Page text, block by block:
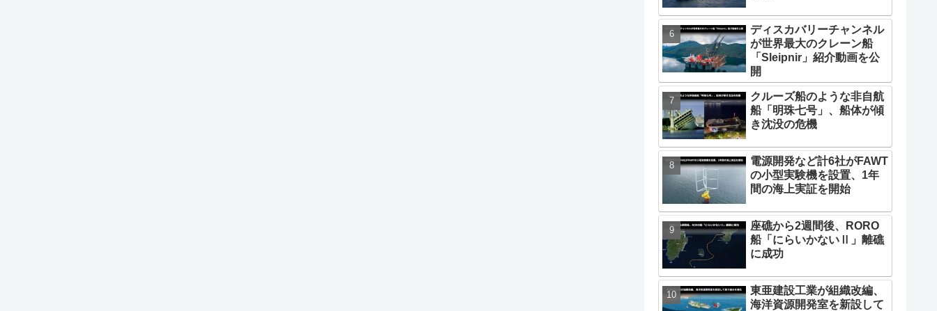
ディスカバリーチャンネル
が世界最大のクレーン船
「Sleipnir」紹介動画を公
開
クルーズ船のような非自航
船「明珠七号」、船体が傾
き沈没の危機
電源開発など計6社がFAWT
の小型実験機を設置、1年
間の海上実証を開始
座礁から2週間後、RORO
船「にらいかないⅡ」離礁
に成功
東亜建設工業が組織改編、
海洋資源開発室を新設して